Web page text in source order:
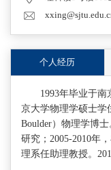
个人经历
1993年毕业于
京大学物理学硕士学
Boulder）物理学博
研究；2005-2010年
理系任助理教授。